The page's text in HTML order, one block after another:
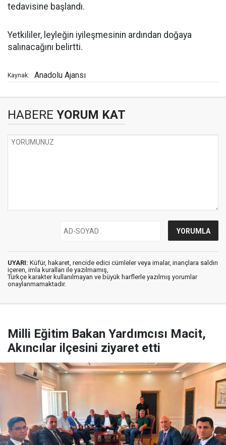
tedavisine başlandı.
Yetkililer, leyleğin iyileşmesinin ardından doğaya
salınacağını belirtti.
Kaynak: Anadolu Ajansı
HABERE YORUM KAT
UYARI: Küfür, hakaret, rencide edici cümleler veya imalar, inançlara saldırı
içeren, imla kuralları ile yazılmamış,
Türkçe karakter kullanılmayan ve büyük harflerle yazılmış yorumlar
onaylanmamaktadır.
Milli Eğitim Bakan Yardımcısı Macit,
Akıncılar ilçesini ziyaret etti